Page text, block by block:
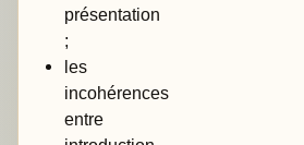
présentation
;
les
incohérences
entre